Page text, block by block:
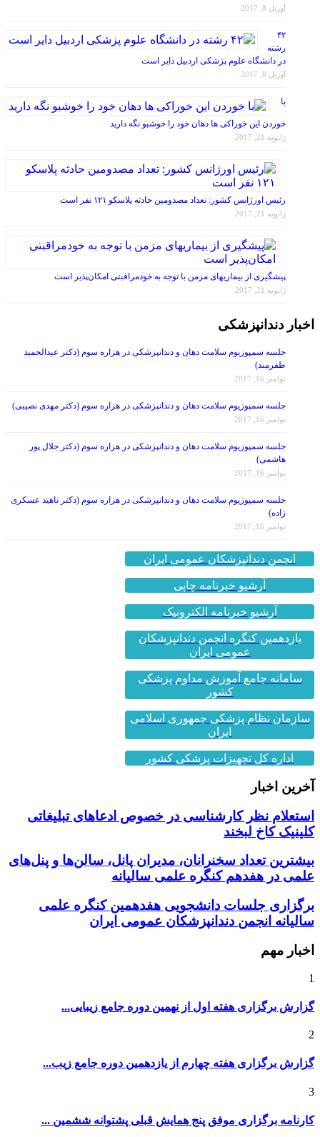
آوریل 8, 2017
۴۲
رشته
در دانشگاه علوم پزشکی اردبیل دایر است
آوریل 8, 2017
با
خوردن این خوراکی ها دهان خود را خوشبو نگه دارید
ژانویه 21, 2017
رئیس اورژانس کشور: تعداد مصدومین حادثه پلاسکو ۱۲۱ نفر است
ژانویه 21, 2017
پیشگیری از بیماریهای مزمن با توجه به خودمراقبتی امکان‌پذیر است
ژانویه 21, 2017
اخبار دندانپزشکی
جلسه سمپوزیوم سلامت دهان و دندانپزشکی در هزاره سوم (دکتر عبدالحمید
ظفرمند)
نوامبر 16, 2017
جلسه سمپوزیوم سلامت دهان و دندانپزشکی در هزاره سوم (دکتر مهدی نصیبی)
نوامبر 16, 2017
جلسه سمپوزیوم سلامت دهان و دندانپزشکی در هزاره سوم (دکتر جلال پور
هاشمی)
نوامبر 16, 2017
جلسه سمپوزیوم سلامت دهان و دندانپزشکی در هزاره سوم (دکتر ناهید عسکری
زاده)
نوامبر 16, 2017
انجمن دندانپزشکان عمومی ایران
آرشیو خبرنامه چاپی
آرشیو خبرنامه الکترونیک
یازدهمین کنگره انجمن دندانپزشکان
عمومی ایران
سامانه جامع آموزش مداوم پزشکی
کشور
سازمان نظام پزشکی جمهوری اسلامی
ایران
اداره کل تجهیزات پزشکی کشور
آخرین اخبار
استعلام نظر کارشناسی در خصوص ادعاهای تبلیغاتی
کلینیک کاخ لبخند
بیشترین تعداد سخنرانان، مدیران پانل، سالن‌ها و پنل‌های
علمی در هفدهم کنگره علمی سالیانه
برگزاری جلسات دانشجویی هفدهمین کنگره علمی
سالیانه انجمن دندانپزشکان عمومی ایران
اخبار مهم
1
گزارش برگزاری هفته اول از نهمین دوره جامع زیبایی...
2
گزارش برگزاری هفته چهارم از یازدهمین دوره جامع زیب...
3
کارنامه برگزاری موفق پنج همایش قبلی پشتوانه ششمین ...